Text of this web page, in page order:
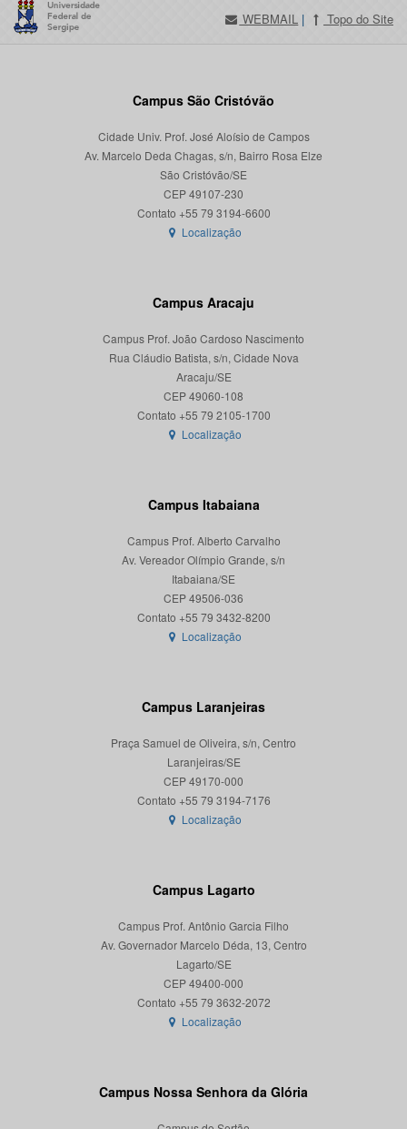
WEBMAIL | Topo do Site
Campus São Cristóvão
Cidade Univ. Prof. José Aloísio de Campos
Av. Marcelo Deda Chagas, s/n, Bairro Rosa Elze
São Cristóvão/SE
CEP 49107-230
Localização
Campus Aracaju
Campus Prof. João Cardoso Nascimento
Rua Cláudio Batista, s/n, Cidade Nova
Aracaju/SE
CEP 49060-108
Localização
Campus Itabaiana
Campus Prof. Alberto Carvalho
Av. Vereador Olímpio Grande, s/n
Itabaiana/SE
CEP 49506-036
Localização
Campus Laranjeiras
Praça Samuel de Oliveira, s/n, Centro
Laranjeiras/SE
CEP 49170-000
Localização
Campus Lagarto
Campus Prof. Antônio Garcia Filho
Av. Governador Marcelo Déda, 13, Centro
Lagarto/SE
CEP 49400-000
Localização
Campus Nossa Senhora da Glória